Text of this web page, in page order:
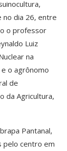
no dia 26, entre
o professor
Luiz
na
o agrônomo
de
da Agricultura,
Pantanal,
pelo centro em